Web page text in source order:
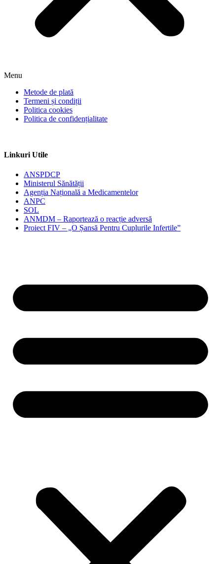
Menu
Metode de plată
Termeni și condiții
Politica cookies
Politica de confidențialitate
Linkuri Utile
ANSPDCP
Ministerul Sănătății
Agenția Națională a Medicamentelor
ANPC
SOL
ANMDM – Raportează o reacție adversă
Proiect FIV – „O Șansă Pentru Cuplurile Infertile”